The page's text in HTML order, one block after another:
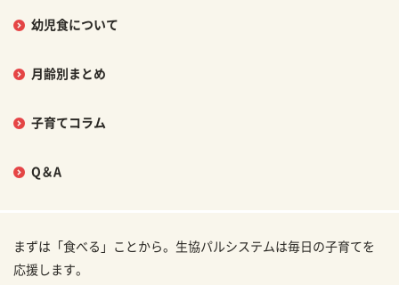
幼児食について
月齢別まとめ
子育てコラム
Q＆A
まずは「食べる」ことから。生協パルシステムは毎日の子育てを
応援します。